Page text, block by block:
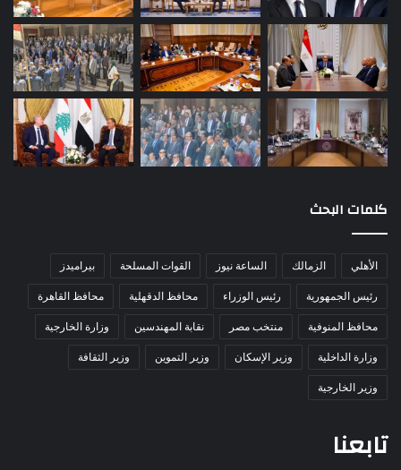
كلمات البحث
الأهلي الزمالك الساعة نيوز القوات المسلحة
بيراميدز
رئيس الجمهورية
رئيس الوزراء محافظ الدقهلية
محافظ القاهرة
محافظ المنوفية
منتخب مصر نقابة المهندسين
وزارة الخارجية
وزارة الداخلية
وزير الإسكان وزير التموين
وزير الثقافة
وزير الخارجية
تابعنا